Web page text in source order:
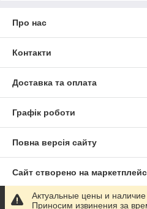
Про нас
Контакти
Доставка та оплата
Графік роботи
Повна версія сайту
Сайт створено на
Політика конфіденційності
Актуальные цены и
Приносим извинения за